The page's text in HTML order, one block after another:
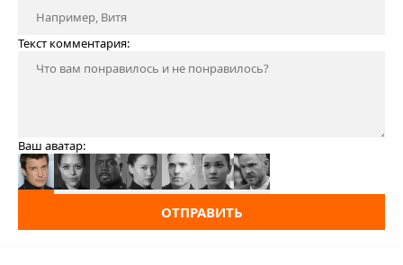
Текст комментария:
Ваш аватар:
ОТПРАВИТЬ